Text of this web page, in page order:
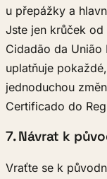
u přepážky a
Jste jen krůček
Cidadão da União
uplatňuje
jednoduchou
Certificado do
7. Návrat k
Vraťte se k